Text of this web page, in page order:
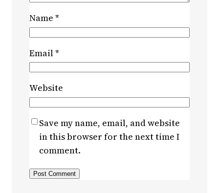
Name *
Email*
Website
Save my name, email, and website
in this browser for the next time I
comment.